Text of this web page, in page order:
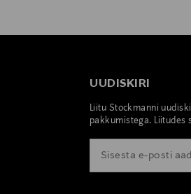
UUDISKIRI
Liitu Stockmanni
pakkumistega. Liitudes